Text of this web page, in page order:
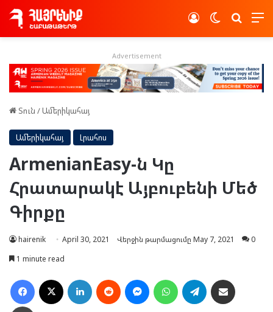
Switch skin
Log In
Advertisement
Տուն /Ամերիկահայ
Ամերիկահայ Լրահոս
ArmenianEasy-ն Կը
Հրատարակէ Այբուբենի Մեծ
Գիրքը
hairenik April 30, 2021 Վերջին թարմացումը May 7, 2021
0
1 minute read
Facebook LinkedIn Reddit MessengerWhatsAppTelegram
Տպել